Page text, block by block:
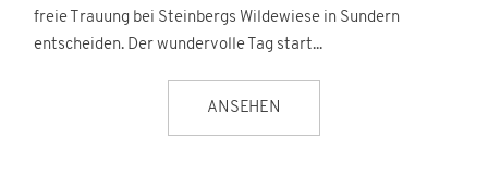
freie Trauung bei Steinbergs Wildewiese in Sundern
entscheiden. Der wundervolle Tag start...
ANSEHEN